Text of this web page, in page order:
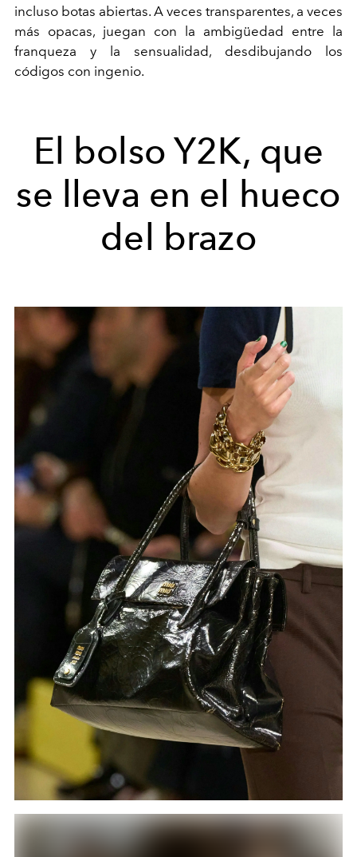
incluso botas abiertas. A veces transparentes, a veces
más opacas, juegan con la ambigüedad entre la
franqueza y la sensualidad, desdibujando los
códigos con ingenio.
El bolso Y2K, que
se lleva en el hueco
del brazo